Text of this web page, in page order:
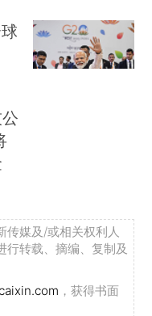
传媒及/或相关权利人
行转载、摘编、复制及
，获得书面